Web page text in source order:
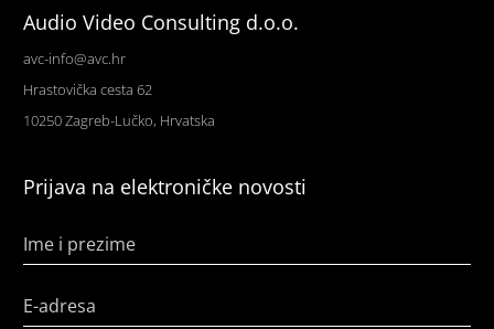
Audio Video Consulting d.o.o.
avc-info@avc.hr
Hrastovička cesta 62
10250 Zagreb-Lučko, Hrvatska
Prijava na elektroničke novosti
Ime i prezime
E-adresa